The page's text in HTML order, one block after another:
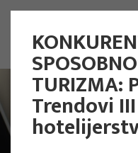
TURIZMA:
Trendovi